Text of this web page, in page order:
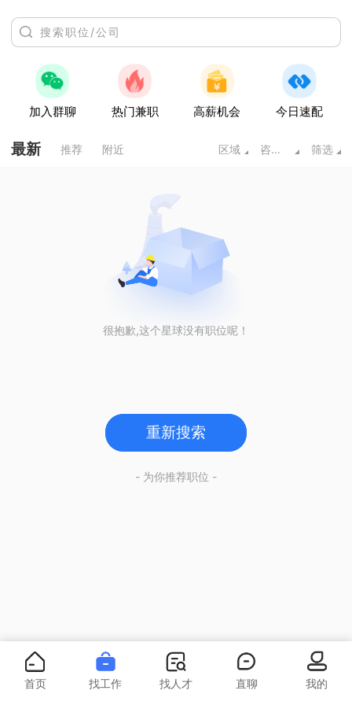
加入群聊 热门兼职 高薪机会 今日速配
最新 推荐 附近 区域 咨询/法律/教育/科研 筛选
很抱歉,这个星球没有职位呢！
重新搜索
- 为你推荐职位 -
首页 找工作 找人才 直聊 我的